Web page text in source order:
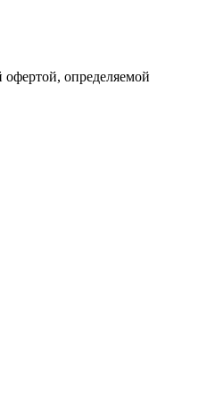
определяемой